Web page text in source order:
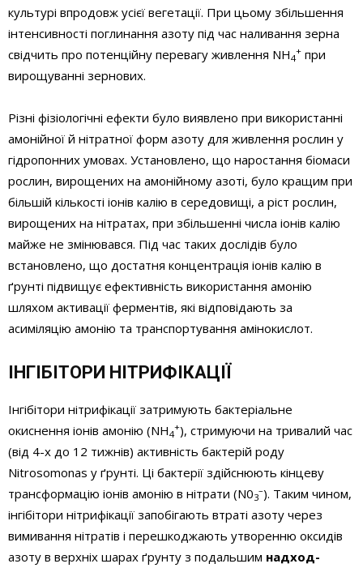
культурі впродовж усієї вегетації. При цьому збільшення
інтенсивності поглинання азоту під час наливання зерна
свідчить про потенційну перевагу живлення NH4
+ при
вирощуванні зернових.
Різні фізіологічні ефекти було виявлено при використанні
амонійної й нітратної форм азоту для живлення рослин у
гідропонних умовах. Установлено, що наростання біомаси
рослин, вирощених на амонійному азоті, було кращим при
більшій кількості іонів калію в середовищі, а ріст рослин,
вирощених на нітратах, при збільшенні числа іонів калію
майже не змінювався. Під час таких дослідів було
встановлено, що достатня концентрація іонів калію в
ґрунті підвищує ефективність використання амонію
шляхом активації ферментів, які відповідають за
асиміляцію амонію та транспортування амінокислот.
ІНГІБІТОРИ НІТРИФІКАЦІЇ
Інгібітори нітрифікації затримують бактеріальне
окиснення іонів амонію (NН4
+), стримуючи на тривалий час
(від 4-х до 12 тижнів) активність бактерій роду
Nitrosomonas у ґрунті. Ці бактерії здійснюють кінцеву
трансформацію іонів амонію в нітрати (N03
–). Таким чином,
інгібітори нітрифікації запобігають втраті азоту через
вимивання нітратів і перешкоджають утворенню оксидів
азоту в верхніх шарах ґрунту з подальшим надход­